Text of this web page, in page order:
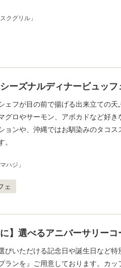
クグリル」
ーズナルディナービュッフ
ェフが目の前で揚げる出来立ての天
グロやサーモン、アボカドなど好き
ョンや、沖縄ではお馴染みのタコス
。
ハジ」
ェ
に】選べるアニバーサリー
びいただける記念日や誕生日など特
ランを』ご用意しております。カッ